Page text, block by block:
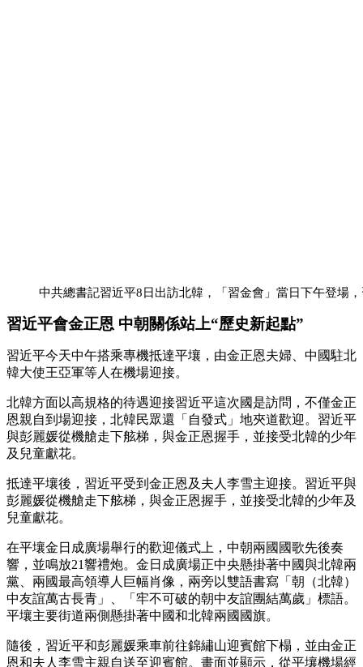
中共總書記習近平8日出訪北韓，「習金會」當日下午登場
習近平會金正恩 中朝關係站上“歷史新起點”
習近平今天中午搭乘專機抵達平壤，由金正恩夫婦、中國駐北
韓大使王亞軍等人在機場迎接。
北韓方面以高規格的待遇迎接習近平這次國是訪問，不僅金正
恩親自到場迎接，北韓民眾還「自發式」地夾道歡迎。習近平
與彭麗媛從機艙走下舷梯，與金正恩握手，並接受北韓的少年
及兒童獻花。
抵達平壤後，習近平受到金正恩及夫人李雪主迎接。習近平與
彭麗媛從機艙走下舷梯，與金正恩握手，並接受北韓的少年及
兒童獻花。
在平壤金日成廣場舉行的歡迎儀式上，中朝兩國國歌先後奏
響，並鳴放21響禮炮。金日成廣場正中央懸掛著中國與北韓兩
黨、兩國最高領導人巨幅肖像，兩旁以雙語書寫「朝（北韓）
中友誼萬古長青」、「牢不可破的朝中友誼團結萬歲」標語。
平壤主要街道兩側懸掛著中國和北韓兩國國旗。
隨後，習近平和彭麗媛乘車前往錦繡山迎賓館下榻，並由金正
恩和夫人李雪主親自送至迎賓館。畫面並顯示，從平壤機場經